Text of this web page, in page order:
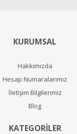
KURUMSAL
Hakkımızda
Hesap Numaralarımız
İletişim Bilgilerimiz
Blog
KATEGORİLER